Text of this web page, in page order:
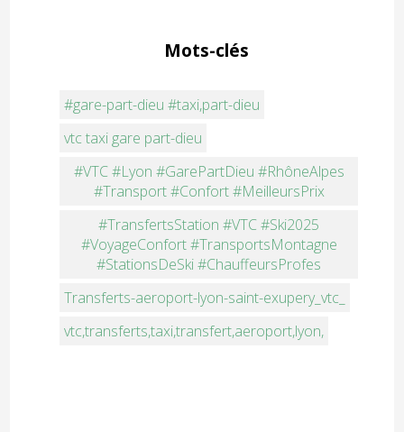
Mots-clés
#gare-part-dieu #taxi,part-dieu
vtc taxi gare part-dieu
#VTC #Lyon #GarePartDieu #RhôneAlpes
#Transport #Confort #MeilleursPrix
#TransfertsStation #VTC #Ski2025
#VoyageConfort #TransportsMontagne
#StationsDeSki #ChauffeursProfes
Transferts-aeroport-lyon-saint-exupery_vtc_
vtc,transferts,taxi,transfert,aeroport,lyon,